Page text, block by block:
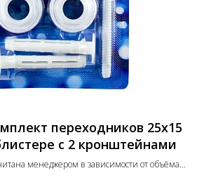
переходников 25х15
с 2 кронштейнами
менеджером в зависимости от объёма